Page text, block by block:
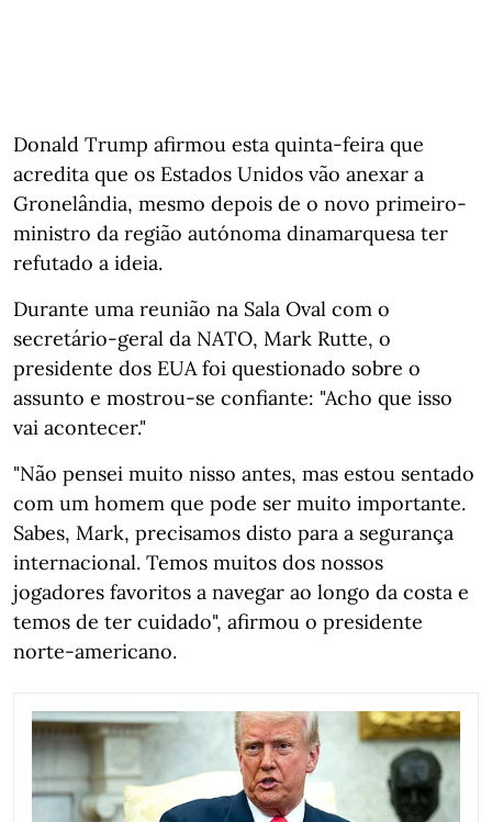
Donald Trump afirmou esta quinta-feira que
acredita que os Estados Unidos vão anexar a
Gronelândia, mesmo depois de o novo primeiro-
ministro da região autónoma dinamarquesa ter
refutado a ideia.
Durante uma reunião na Sala Oval com o
secretário-geral da NATO, Mark Rutte, o
presidente dos EUA foi questionado sobre o
assunto e mostrou-se confiante: "Acho que isso
vai acontecer."
"Não pensei muito nisso antes, mas estou sentado
com um homem que pode ser muito importante.
Sabes, Mark, precisamos disto para a segurança
internacional. Temos muitos dos nossos
jogadores favoritos a navegar ao longo da costa e
temos de ter cuidado", afirmou o presidente
norte-americano.